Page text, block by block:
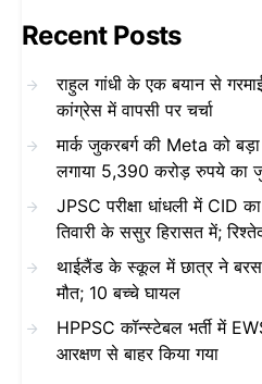
Recent Posts
राहुल गांधी के एक बयान से
कांग्रेस में वापसी पर चर्चा
मार्क जुकरबर्ग की Meta को
लगाया 5,390 करोड़ रुपये का
JPSC परीक्षा धांधली में CID
तिवारी के ससुर हिरासत में;
थाईलैंड के स्कूल में छात्र ने
मौत; 10 बच्चे घायल
HPPSC कॉन्स्टेबल भर्ती में
आरक्षण से बाहर किया गया